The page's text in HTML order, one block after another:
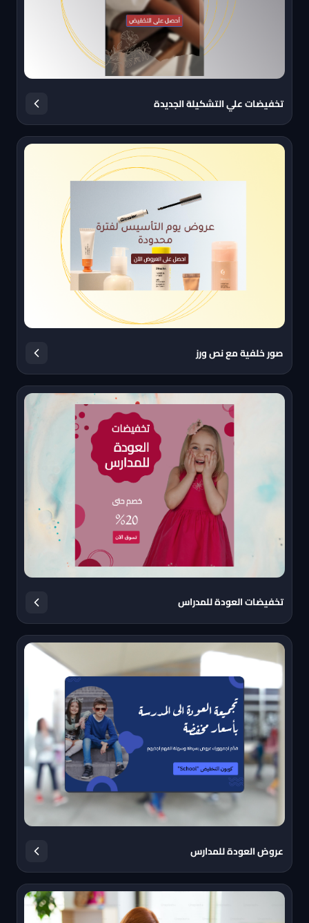
تخفيضات علي التشكيلة الجديدة
صور خلفية مع نص ورز
تخفيضات العودة للمدراس
عروض العودة للمدارس